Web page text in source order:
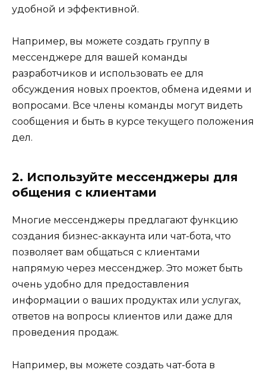
удобной и эффективной.
Например, вы можете создать группу в
мессенджере для вашей команды
разработчиков и использовать ее для
обсуждения новых проектов, обмена идеями и
вопросами. Все члены команды могут видеть
сообщения и быть в курсе текущего положения
дел.
2. Используйте мессенджеры для
общения с клиентами
Многие мессенджеры предлагают функцию
создания бизнес-аккаунта или чат-бота, что
позволяет вам общаться с клиентами
напрямую через мессенджер. Это может быть
очень удобно для предоставления
информации о ваших продуктах или услугах,
ответов на вопросы клиентов или даже для
проведения продаж.
Например, вы можете создать чат-бота в